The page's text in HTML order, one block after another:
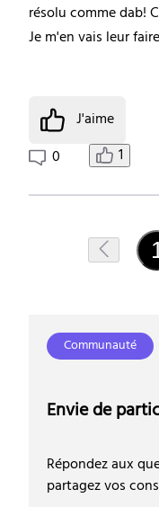
résolu comme dab!
Je m'en vais leur
J'aime
0
1
Communauté
Envie de
Répondez aux
partagez vos